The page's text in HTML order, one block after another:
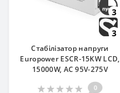
3
3
Стабілізатор напруги
Europower ESCR-15KW LCD,
15000W, AC 95V-275V
0